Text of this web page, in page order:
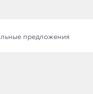
предложения